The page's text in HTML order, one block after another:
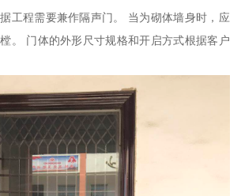
工程需要兼作隔声门。 当为砌体墙身时，应
。 门体的外形尺寸规格和开启方式根据客户